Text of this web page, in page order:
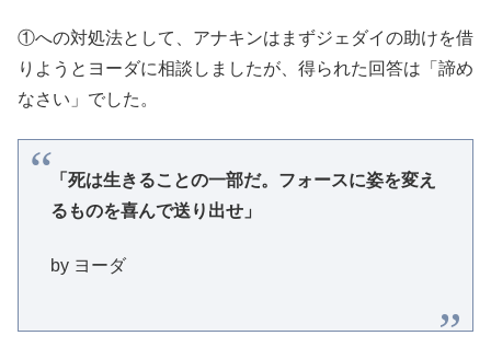
①への対処法として、アナキンはまずジェダイの助けを借
りようとヨーダに相談しましたが、得られた回答は「諦め
なさい」でした。
「死は生きることの一部だ。フォースに姿を変え
るものを喜んで送り出せ」
by ヨーダ